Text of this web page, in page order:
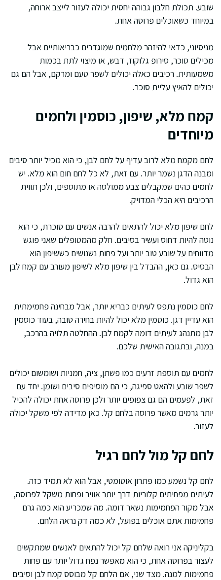
שובע. תכולת חלבון גבוהה יחסית יכולה לעזור לייצב ארוחה,
במיוחד כשאוכלים פרוסה אחת.
מניסיוני, כדאי להיזהר מלחמים שמוגדרים כבריאותיים אבל
מכילים סוכר, סירופ גלוקוז, דבש, או מיצוי לתת בכמות
משמעותית. רכיבים כאלה יכולים לשפר טעם ומרקם, אבל הם גם
יכולים להאיץ עליית סוכר.
קמח מלא, שיפון, כוסמין ולחמים
מיוחדים
לחם מקמח מלא לרוב עדיף על לחם לבן, כי הוא מכיל יותר סיבים
ומבנה הדגן נשמר יותר. עם זאת, לא כל לחם חום הוא מלא. יש
לחמים כהים שמקבלים צבע ממולסה או מתוספים, ולכן תווית
הרכיבים היא הכלי המדויק.
לחם שיפון מלא יכול להתאים להרבה אנשים עם סוכרת, כי הוא
נוטה להיות דחוס ועשיר בסיבים. חלק מהמטופלים שאני פוגש
מדווחים על שובע טוב יותר ועל פחות נשנושים כששיפון הוא
הבסיס. גם כאן, ההבדל בין שיפון מלא לשיפון מעורב עם קמח לבן
הוא גדול.
לחם כוסמין נתפס לעיתים כבריא יותר, אבל מבחינה פחמימתית
הוא עדיין דגן. כוסמין מלא יכול להיות בחירה טובה, בעוד כוסמין
לבן מתנהג לעיתים דומה לקמח לבן. ההחלטה תלויה בהרכב,
במנה, ובתגובה האישית שלכם.
לחמים עם תוספת זרעים כמו פשתן, ציה, חמניות ושומשום יכולים
לשפר שובע ולהאט ספיגה, כי הם מוסיפים סיבים ושומן. יחד עם
זאת, לפעמים הם גם צפופים יותר ולכן פרוסה אחת יכולה להכיל
יותר גרמים מאשר פרוסה בלחם קל. כאן מדידה לפי משקל יכולה
לעזור.
לחם קל מול לחם רגיל
לחם קל נשמע כמו פתרון אוטומטי, אבל הוא לא תמיד כזה.
לעיתים מפחיתים קלוריות דרך יותר אוויר ופחות משקל לפרוסה,
אבל מקור הפחמימות נשאר דומה. מה שמכריע הוא כמה גרם
פחמימות אתם אוכלים בפועל, לא כמה דק נראה הלחם.
בקליניקה אני רואה שלחם קל יכול להתאים לאנשים שמתקשים
לעצור בפרוסה אחת, כי הוא מאפשר נפח גדול יותר עם פחות
פחמימות למנה. מצד שני, אם הלחם קל מבוסס קמח לבן וסיבים